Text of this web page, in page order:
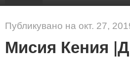
Публикувано на окт. 27,
Мисия Кения